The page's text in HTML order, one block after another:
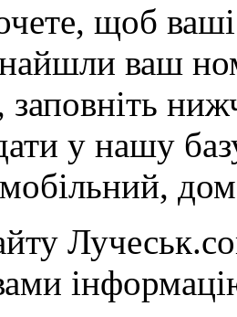
щоб ваші
ваш
заповніть
у нашу